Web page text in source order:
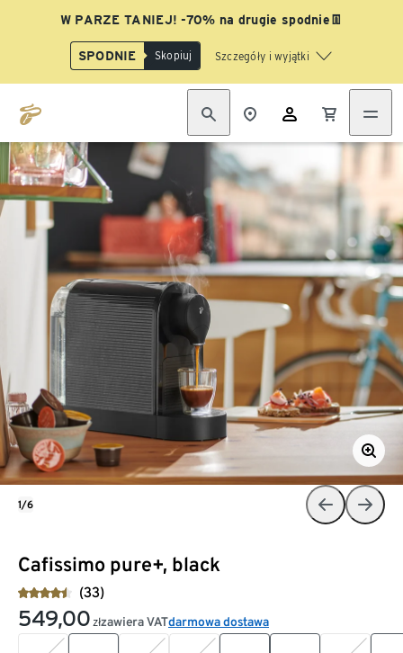
W PARZE TANIEJ! -70% na drugie spodnie👖
SPODNIE Skopiuj Szczegóły i wyjątki
Cafissimo pure+, black
(33)
549,00 złzawiera VATdarmowa dostawa
1/6